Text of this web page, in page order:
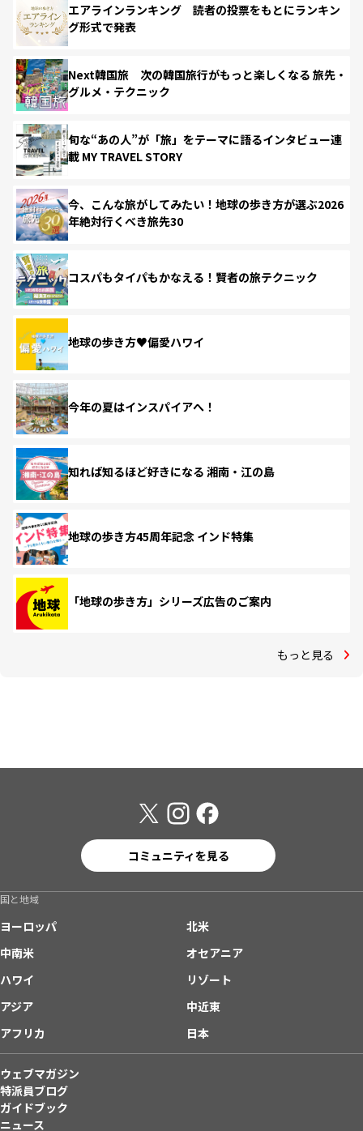
エアラインランキング 読者の投票をもとにランキン
グ形式で発表
Next韓国旅 次の韓国旅行がもっと楽しくなる 旅先・
グルメ・テクニック
旬な“あの人”が「旅」をテーマに語るインタビュー連
載 MY TRAVEL STORY
今、こんな旅がしてみたい！地球の歩き方が選ぶ2026
年絶対行くべき旅先30
コスパもタイパもかなえる！賢者の旅テクニック
地球の歩き方♥偏愛ハワイ
今年の夏はインスパイアへ！
知れば知るほど好きになる 湘南・江の島
地球の歩き方45周年記念 インド特集
「地球の歩き方」シリーズ広告のご案内
もっと見る
コミュニティを見る
国と地域
ヨーロッパ
北米
中南米
オセアニア
ハワイ
リゾート
アジア
中近東
アフリカ
日本
ウェブマガジン
特派員ブログ
ガイドブック
ニュース